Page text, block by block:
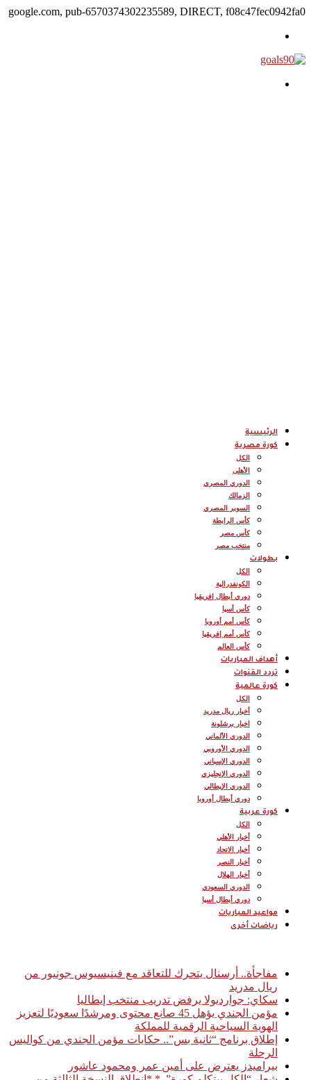
google.com, pub-6570374302235589, DIRECT, f08c47fec0942fa0
الرئيسية
كورة مصرية
الكل
الأهلى
الدوري المصري
الزمالك
السوبر المصري
كأس الرابطة
كأس مصر
منتخب مصر
بطولات
الكل
الكونفدرالية
دوري أبطال إفريقيا
كأس أسيا
كأس أمم أوروبا
كأس أمم إفريقيا
كأس العالم
أهداف المباريات
تردد القنوات
كورة عالمية
الكل
أخبار ريال مدريد
اخبار برشلونة
الدوري الألماني
الدوري الأوروبي
الدوري الإسباني
الدوري الإنجليزي
الدوري الإيطالي
دوري أبطال أوروبا
كورة عربية
الكل
أخبار الأهلي
أخبار الاتحاد
أخبار النصر
أخبار الهلال
الدوري السعودي
دوري أبطال أسيا
مواعيد المباريات
رياضات أخرى
مفاجأة.. أرسنال يتحرك للتعاقد مع فينيسيوس جونيور من
ريال مدريد
سكاي: جوارديولا يرفض تدريب منتخب إيطاليا
مؤمن الجندي يؤهل 45 صانع محتوى ومرشدًا سعوديًا لتعزيز
الهوية السياحية الرقمية للمملكة
إطلاق برنامج “ثانية بس”.. حكايات مؤمن الجندي من كواليس
الرحلة
بيراميدز يعترض على أمين عمر ومحمود عاشور